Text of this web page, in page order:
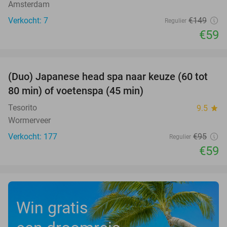
Amsterdam
Verkocht: 7
Regulier €149
€59
38%
(Duo) Japanese head spa naar keuze (60 tot
80 min) of voetenspa (45 min)
Tesorito 9.5 star
Wormerveer
Verkocht: 177
Regulier €95
€59
Win gratis